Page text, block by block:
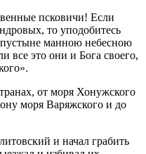
псковичи! Если
то уподобитесь
манною небесною
все это они и Бога своего,
от моря Хонужского
моря Варяжского и до
и начал грабить